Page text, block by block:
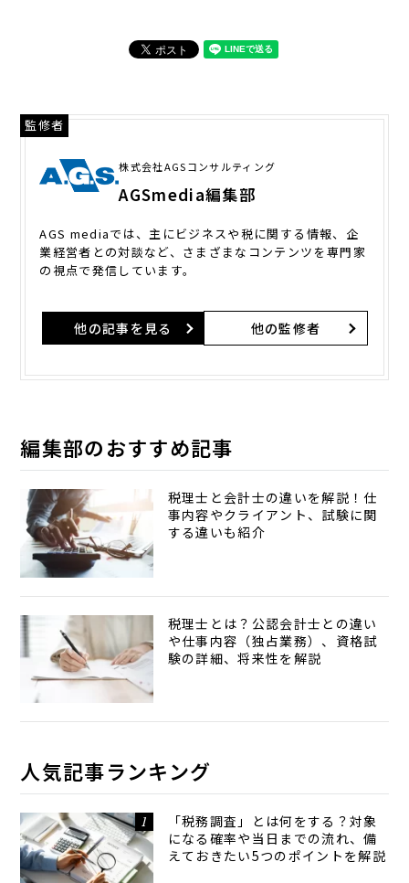
監修者
株式会社AGSコンサルティング
AGSmedia編集部
AGS mediaでは、主にビジネスや税に関する情報、企
業経営者との対談など、さまざまなコンテンツを専門家
の視点で発信しています。
他の記事を見る 他の監修者
編集部のおすすめ記事
税理士と会計士の違いを解説！仕
事内容やクライアント、試験に関
する違いも紹介
税理士とは？公認会計士との違い
や仕事内容（独占業務）、資格試
験の詳細、将来性を解説
人気記事ランキング
「税務調査」とは何をする？対象
になる確率や当日までの流れ、備
えておきたい5つのポイントを解説